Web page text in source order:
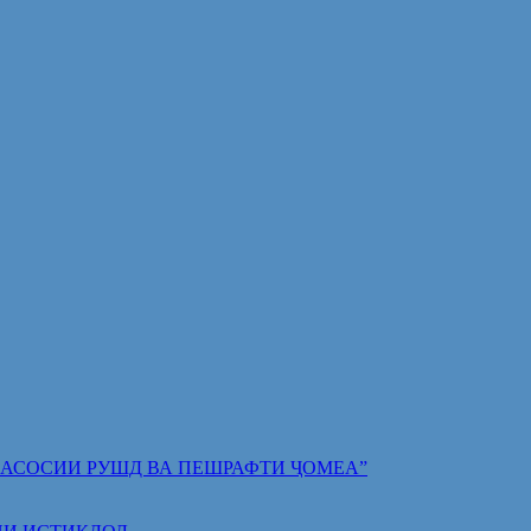
АСОСИИ РУШД ВА ПЕШРАФТИ ҶОМЕА”